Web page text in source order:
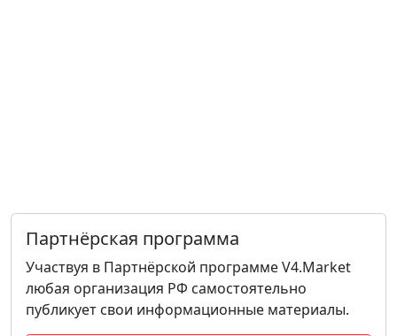
Партнёрская программа
Участвуя в Партнёрской программе V4.Market
любая организация РФ самостоятельно
публикует свои информационные материалы.